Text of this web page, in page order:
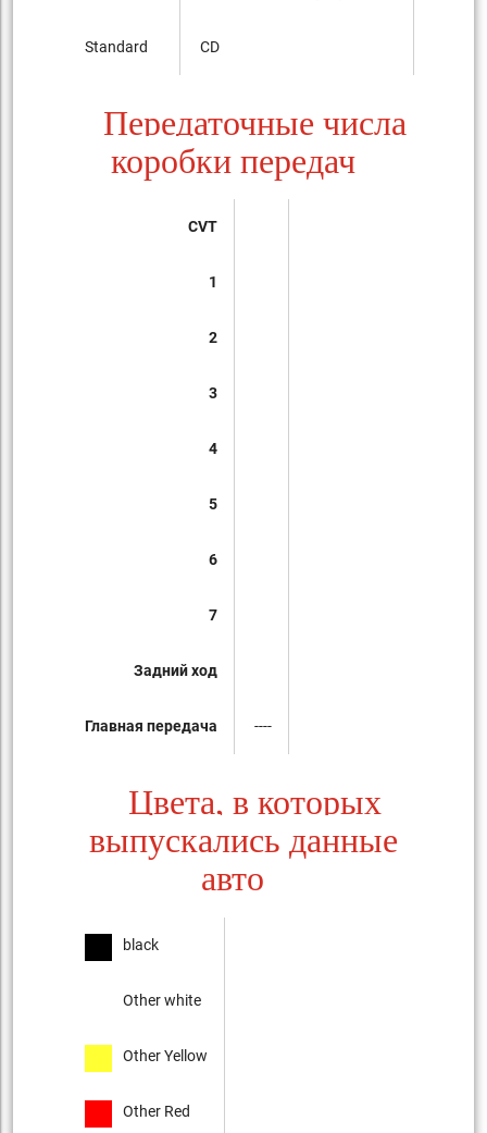
Standard CD
Передаточные числа
коробки передач
CVT
1
2
3
4
5
6
7
Задний ход
Главная передача ----
Цвета, в которых
выпускались данные
авто
black
Other white
Other Yellow
Other Red